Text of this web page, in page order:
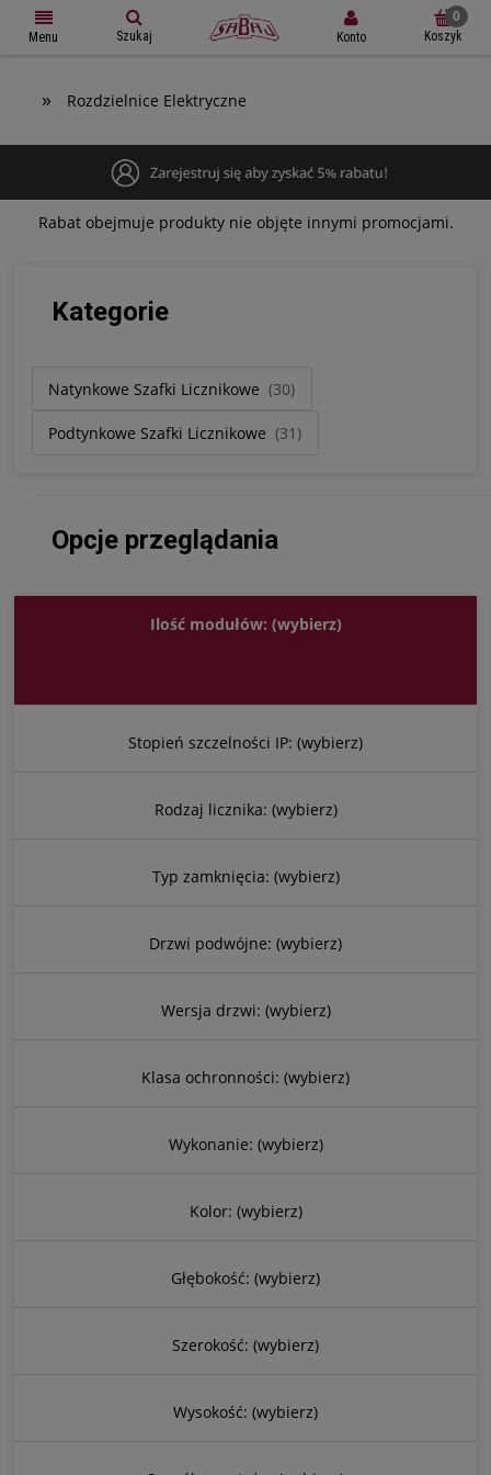
Menu Szukaj Konto Koszyk
» Rozdzielnice Elektryczne
Rabat obejmuje produkty nie objęte innymi promocjami.
Kategorie
Natynkowe Szafki Licznikowe (30)
Podtynkowe Szafki Licznikowe (31)
Opcje przeglądania
Ilość modułów: (wybierz)
Stopień szczelności IP: (wybierz)
Rodzaj licznika: (wybierz)
Typ zamknięcia: (wybierz)
Drzwi podwójne: (wybierz)
Wersja drzwi: (wybierz)
Klasa ochronności: (wybierz)
Wykonanie: (wybierz)
Kolor: (wybierz)
Głębokość: (wybierz)
Szerokość: (wybierz)
Wysokość: (wybierz)